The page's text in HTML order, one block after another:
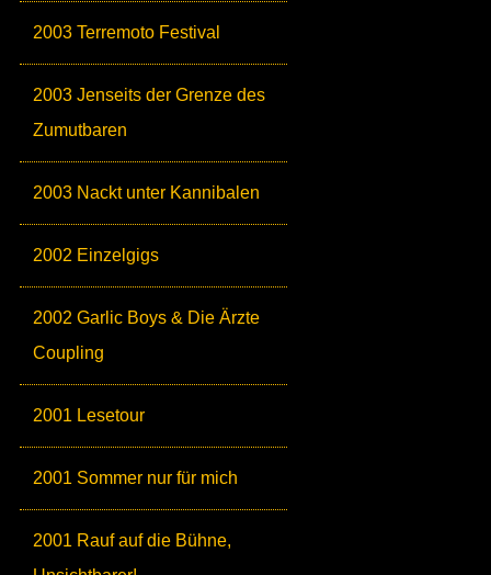
2003 Terremoto Festival
2003 Jenseits der Grenze des
Zumutbaren
2003 Nackt unter Kannibalen
2002 Einzelgigs
2002 Garlic Boys & Die Ärzte
Coupling
2001 Lesetour
2001 Sommer nur für mich
2001 Rauf auf die Bühne,